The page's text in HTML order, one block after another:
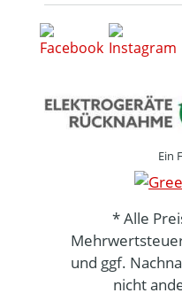
Ein
* Alle
und ggf.
nicht